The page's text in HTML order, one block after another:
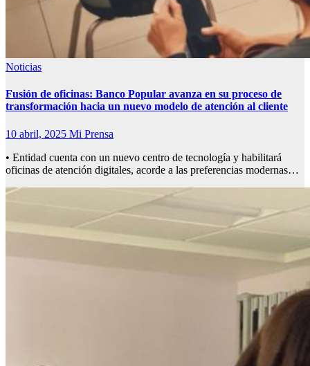
Noticias
Fusión de oficinas: Banco Popular avanza en su proceso de
transformación hacia un nuevo modelo de atención al cliente
10 abril, 2025 Mi Prensa
• Entidad cuenta con un nuevo centro de tecnología y habilitará
oficinas de atención digitales, acorde a las preferencias modernas…